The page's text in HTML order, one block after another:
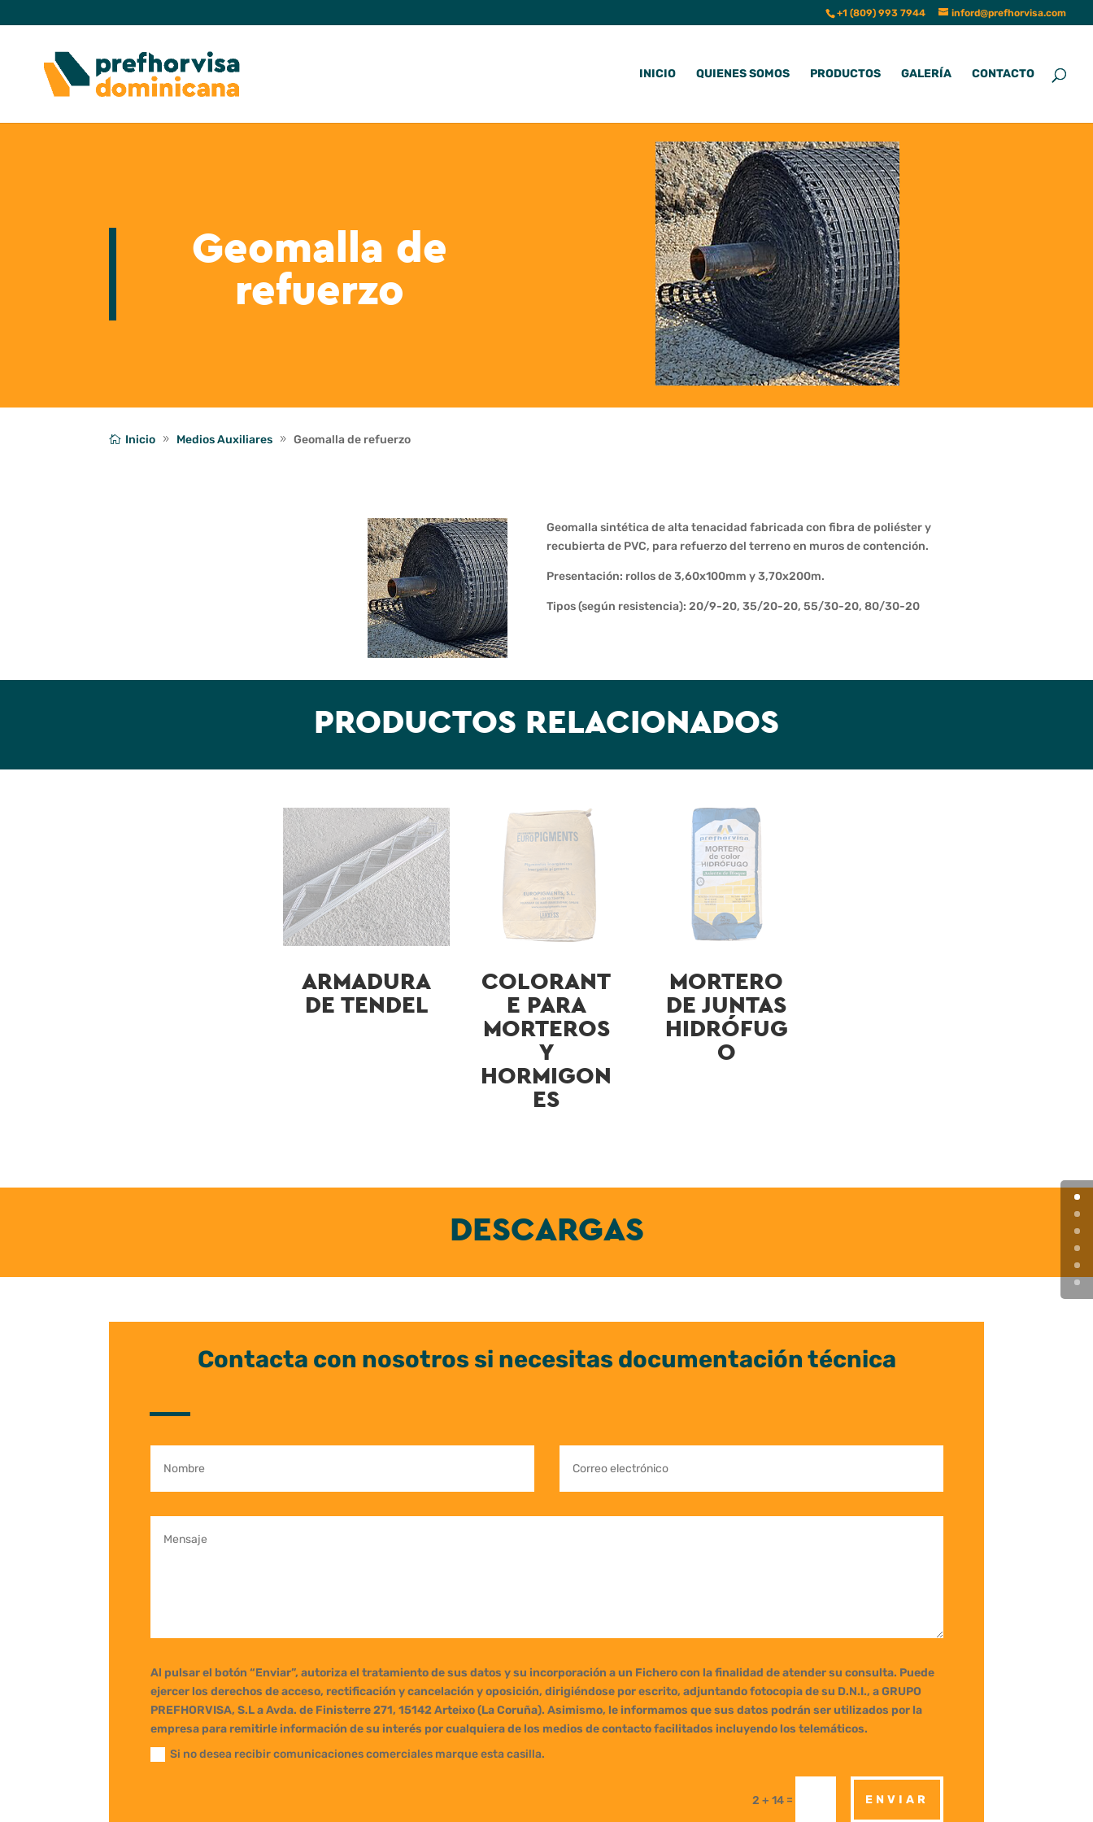
+1 (809) 993 7944 inford@prefhorvisa.com
INICIO QUIENES SOMOS PRODUCTOS GALERÍA CONTACTO
Geomalla de
refuerzo
Inicio Medios Auxiliares Geomalla de refuerzo
Geomalla sintética de alta tenacidad fabricada con fibra de poliéster y
recubierta de PVC, para refuerzo del terreno en muros de contención.
Presentación: rollos de 3,60x100mm y 3,70x200m.
Tipos (según resistencia): 20/9-20, 35/20-20, 55/30-20, 80/30-20
PRODUCTOS RELACIONADOS
ARMADURA
DE TENDEL
COLORANT
E PARA
MORTEROS
Y
HORMIGON
ES
MORTERO
DE JUNTAS
HIDRÓFUG
O
DESCARGAS
Contacta con nosotros si necesitas documentación técnica
Al pulsar el botón “Enviar”, autoriza el tratamiento de sus datos y su incorporación a un Fichero con la finalidad de atender su consulta. Puede
ejercer los derechos de acceso, rectificación y cancelación y oposición, dirigiéndose por escrito, adjuntando fotocopia de su D.N.I., a GRUPO
PREFHORVISA, S.L a Avda. de Finisterre 271, 15142 Arteixo (La Coruña). Asimismo, le informamos que sus datos podrán ser utilizados por la
empresa para remitirle información de su interés por cualquiera de los medios de contacto facilitados incluyendo los telemáticos.
Si no desea recibir comunicaciones comerciales marque esta casilla.
2 + 14= ENVIAR